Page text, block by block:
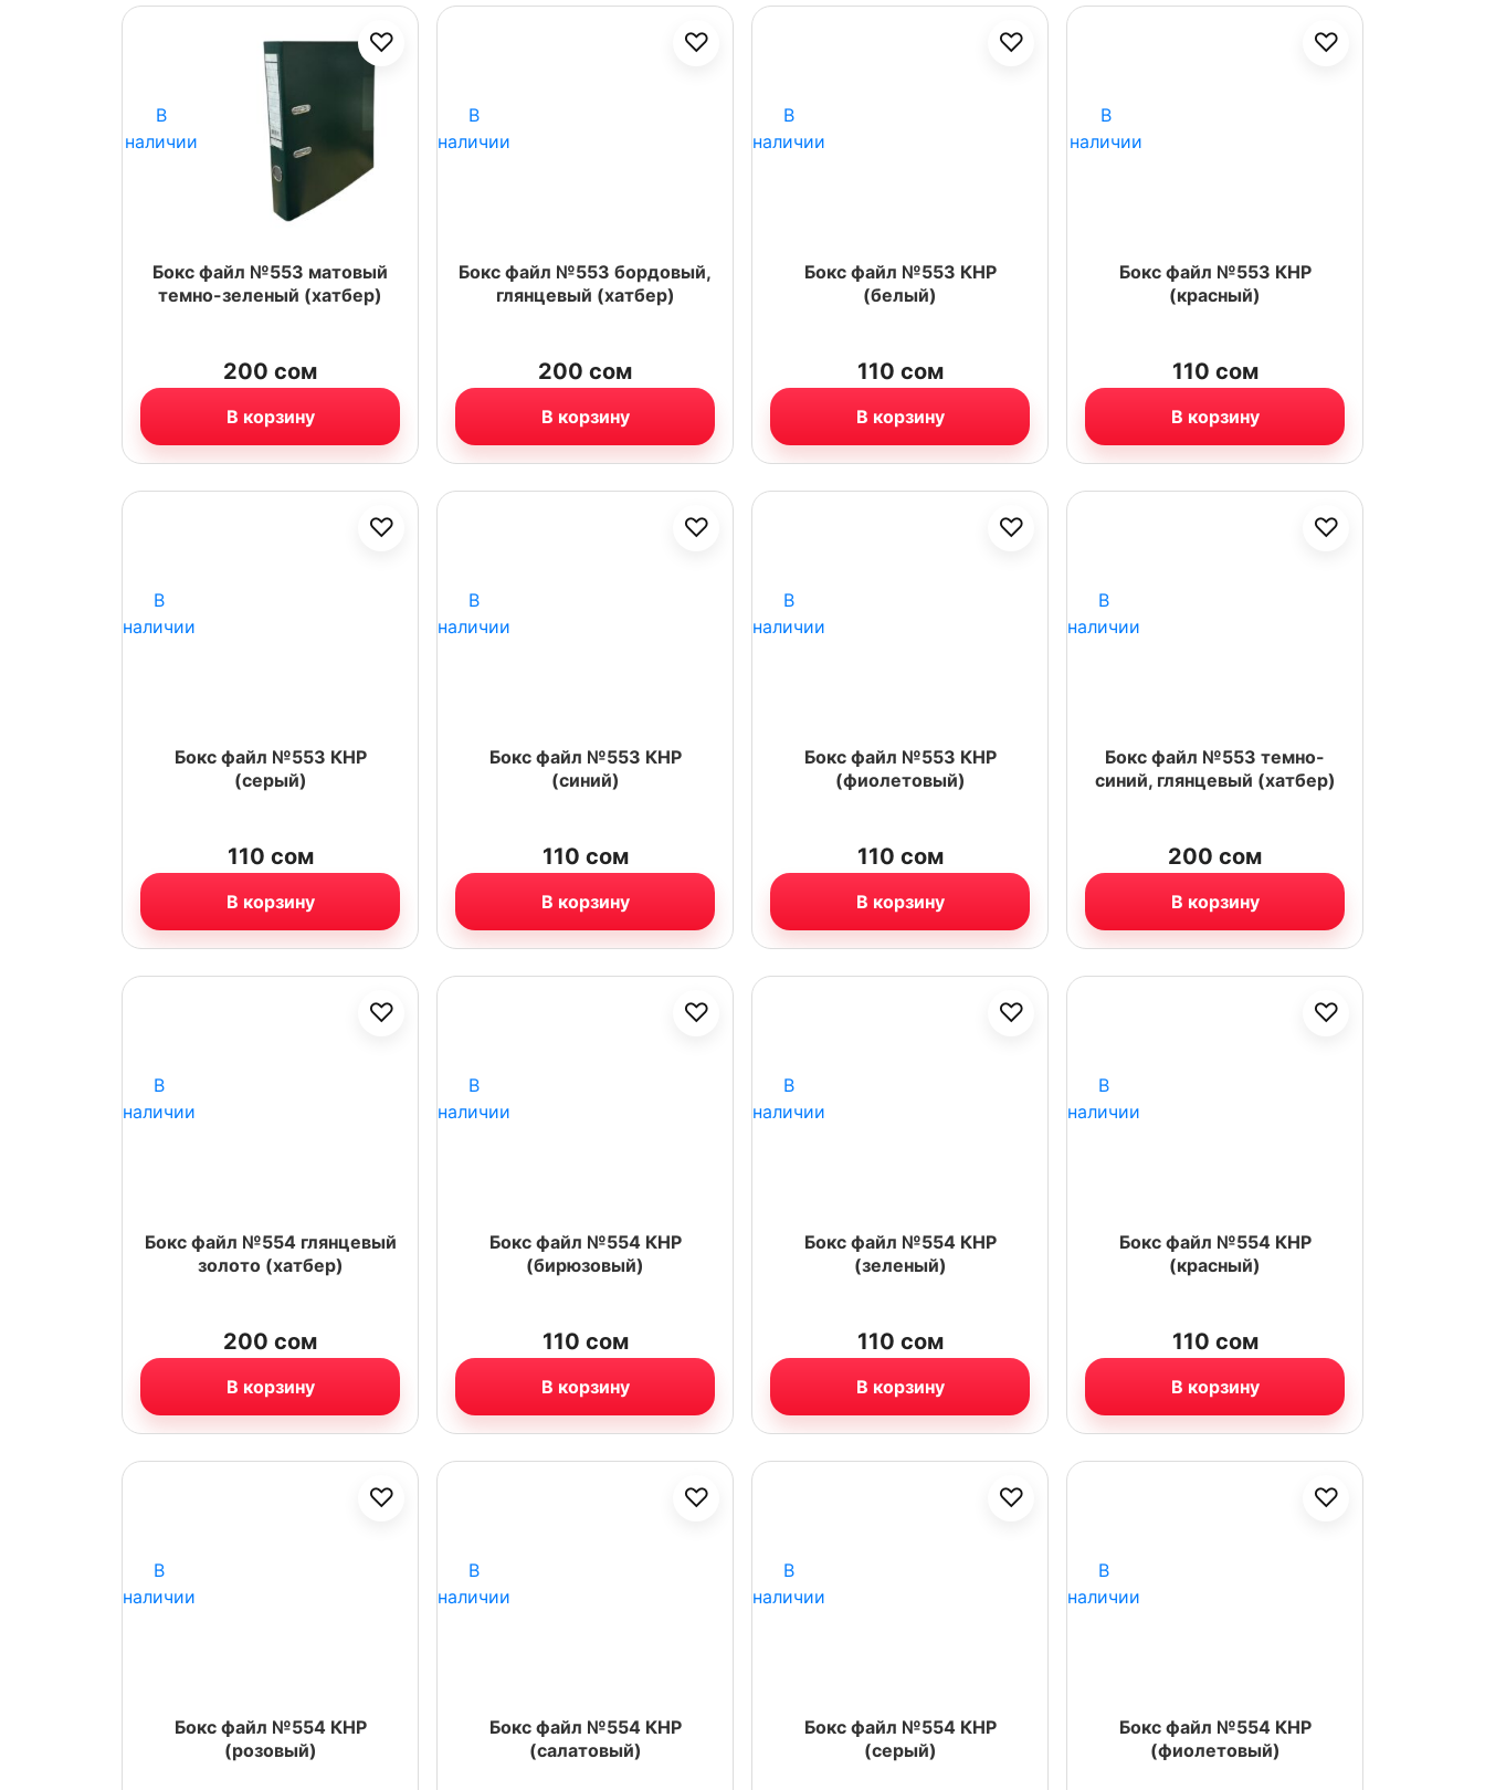
В
наличии
♡
Бокс файл №553 матовый
темно-зеленый (хатбер)
200 сом
В корзину
В
наличии
♡
Бокс файл №553 бордовый,
глянцевый (хатбер)
200 сом
В корзину
В
наличии
♡
Бокс файл №553 КНР
(белый)
110 сом
В корзину
В
наличии
♡
Бокс файл №553 КНР
(красный)
110 сом
В корзину
В
наличии
♡
Бокс файл №553 КНР
(серый)
110 сом
В корзину
В
наличии
♡
Бокс файл №553 КНР
(синий)
110 сом
В корзину
В
наличии
♡
Бокс файл №553 КНР
(фиолетовый)
110 сом
В корзину
В
наличии
♡
Бокс файл №553 темно-
синий, глянцевый (хатбер)
200 сом
В корзину
В
наличии
♡
Бокс файл №554 глянцевый
золото (хатбер)
200 сом
В корзину
В
наличии
♡
Бокс файл №554 КНР
(бирюзовый)
110 сом
В корзину
В
наличии
♡
Бокс файл №554 КНР
(зеленый)
110 сом
В корзину
В
наличии
♡
Бокс файл №554 КНР
(красный)
110 сом
В корзину
В
наличии
♡
Бокс файл №554 КНР
(розовый)
В
наличии
♡
Бокс файл №554 КНР
(салатовый)
В
наличии
♡
Бокс файл №554 КНР
(серый)
В
наличии
♡
Бокс файл №554 КНР
(фиолетовый)